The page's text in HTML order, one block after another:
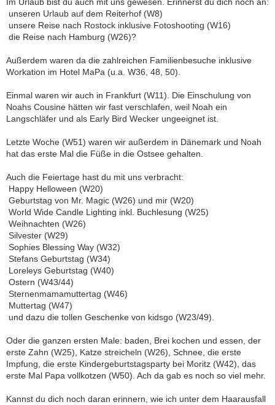
Im Urlaub bist du auch mit uns gewesen. Erinnerst du dich noch an:
 unseren Urlaub auf dem Reiterhof (W8)
 unsere Reise nach Rostock inklusive Fotoshooting (W16)
 die Reise nach Hamburg (W26)?
Außerdem waren da die zahlreichen Familienbesuche inklusive
Workation im Hotel MaPa (u.a. W36, 48, 50).
Einmal waren wir auch in Frankfurt (W11). Die Einschulung von
Noahs Cousine hätten wir fast verschlafen, weil Noah ein
Langschläfer und als Early Bird Wecker ungeeignet ist.
Letzte Woche (W51) waren wir außerdem in Dänemark und Noah
hat das erste Mal die Füße in die Ostsee gehalten.
Auch die Feiertage hast du mit uns verbracht:
 Happy Helloween (W20)
 Geburtstag von Mr. Magic (W26) und mir (W20)
 World Wide Candle Lighting inkl. Buchlesung (W25)
 Weihnachten (W26)
 Silvester (W29)
 Sophies Blessing Way (W32)
 Stefans Geburtstag (W34)
 Loreleys Geburtstag (W40)
 Ostern (W43/44)
 Sternenmamamuttertag (W46)
 Muttertag (W47)
 und dazu die tollen Geschenke von kidsgo (W23/49).
Oder die ganzen ersten Male: baden, Brei kochen und essen, der
erste Zahn (W25), Katze streicheln (W26), Schnee, die erste
Impfung, die erste Kindergeburtstagsparty bei Moritz (W42), das
erste Mal Papa vollkotzen (W50). Ach da gab es noch so viel mehr.
Kannst du dich noch daran erinnern, wie ich unter dem Haarausfall